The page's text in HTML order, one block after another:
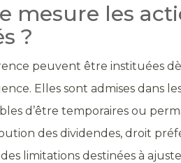
mesure les
?
peuvent être instituées
Elles sont admises dans
d’être temporaires ou
des dividendes, droit
limitations destinées à